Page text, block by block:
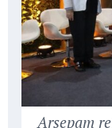
Arsepam